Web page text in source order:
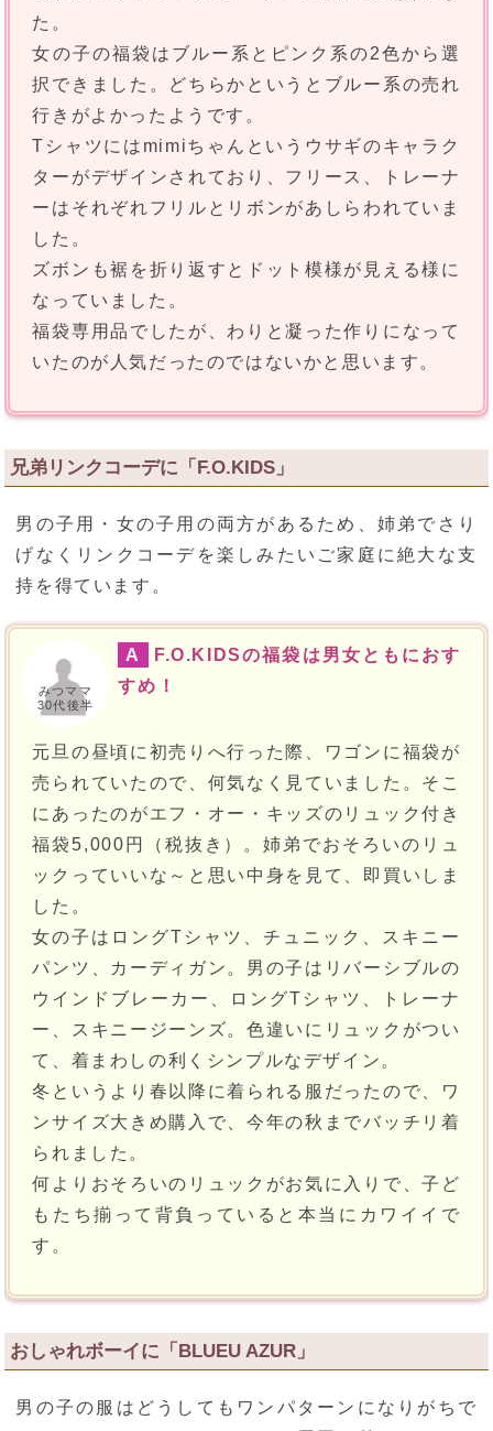
た。
女の子の福袋はブルー系とピンク系の2色から選
択できました。どちらかというとブルー系の売れ
行きがよかったようです。
Tシャツにはmimiちゃんというウサギのキャラク
ターがデザインされており、フリース、トレーナ
ーはそれぞれフリルとリボンがあしらわれていま
した。
ズボンも裾を折り返すとドット模様が見える様に
なっていました。
福袋専用品でしたが、わりと凝った作りになって
いたのが人気だったのではないかと思います。
兄弟リンクコーデに「F.O.KIDS」
男の子用・女の子用の両方があるため、姉弟でさり
げなくリンクコーデを楽しみたいご家庭に絶大な支
持を得ています。
みつママ
30代後半
A
F.O.KIDSの福袋は男女ともにおす
すめ！
元旦の昼頃に初売りへ行った際、ワゴンに福袋が
売られていたので、何気なく見ていました。そこ
にあったのがエフ・オー・キッズのリュック付き
福袋5,000円（税抜き）。姉弟でおそろいのリュ
ックっていいな～と思い中身を見て、即買いしま
した。
女の子はロングTシャツ、チュニック、スキニー
パンツ、カーディガン。男の子はリバーシブルの
ウインドブレーカー、ロングTシャツ、トレーナ
ー、スキニージーンズ。色違いにリュックがつい
て、着まわしの利くシンプルなデザイン。
冬というより春以降に着られる服だったので、ワ
ンサイズ大きめ購入で、今年の秋までバッチリ着
られました。
何よりおそろいのリュックがお気に入りで、子ど
もたち揃って背負っていると本当にカワイイで
す。
おしゃれボーイに「BLUEU AZUR」
男の子の服はどうしてもワンパターンになりがちで